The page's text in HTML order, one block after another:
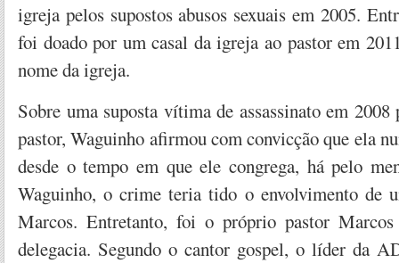
igreja pelos supostos abusos sexuais em 2005.
foi doado por um casal da igreja ao pastor em
nome da igreja.
Sobre uma suposta vítima de assassinato em
pastor, Waguinho afirmou com convicção que ela
desde o tempo em que ele congrega, há pelo
Waguinho, o crime teria tido o envolvimento de
Marcos. Entretanto, foi o próprio pastor
delegacia. Segundo o cantor gospel, o líder da